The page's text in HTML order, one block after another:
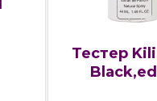
Тестер